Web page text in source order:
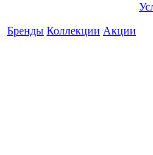
Бренды Коллекции Акции